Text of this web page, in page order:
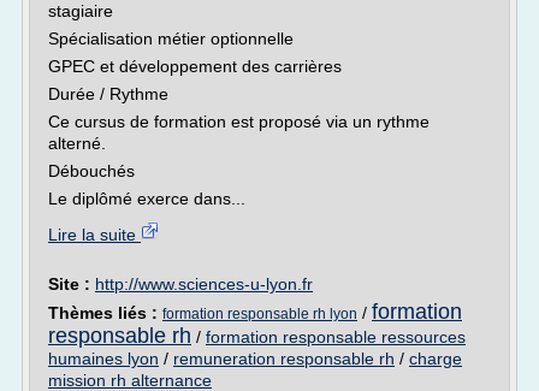
stagiaire
Spécialisation métier optionnelle
GPEC et développement des carrières
Durée / Rythme
Ce cursus de formation est proposé via un rythme
alterné.
Débouchés
Le diplômé exerce dans...
Lire la suite
Site : http://www.sciences-u-lyon.fr
Thèmes liés : formation responsable rh lyon / formation
responsable rh / formation responsable ressources
humaines lyon / remuneration responsable rh / charge
mission rh alternance